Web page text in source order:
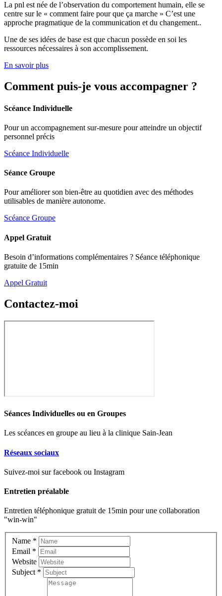
La pnl est née de l’observation du comportement humain, elle se
centre sur le « comment faire pour que ça marche » C’est une
approche pragmatique de la communication et du changement..
Une de ses idées de base est que chacun possède en soi les
ressources nécessaires à son accomplissement.
En savoir plus
Comment puis-je vous accompagner ?
Scéance Individuelle
Pour un accompagnement sur-mesure pour atteindre un objectif
personnel précis
Scéance Individuelle
Séance Groupe
Pour améliorer son bien-être au quotidien avec des méthodes
utilisables de manière autonome.
Scéance Groupe
Appel Gratuit
Besoin d’informations complémentaires ? Séance téléphonique
gratuite de 15min
Appel Gratuit
Contactez-moi
Séances Individuelles ou en Groupes
Les scéances en groupe au lieu à la clinique Sain-Jean
Réseaux sociaux
Suivez-moi sur facebook ou Instagram
Entretien préalable
Entretien téléphonique gratuit de 15min pour une collaboration
"win-win"
Name *
Email *
Website
Subject *